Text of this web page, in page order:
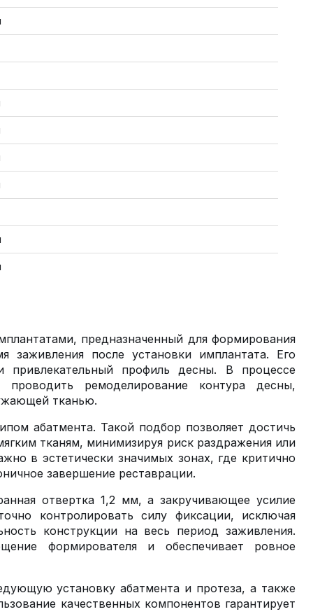
предназначенный для формирования
заживления после установки имплантата. Его
привлекательный профиль десны. В процессе
ремоделирование контура десны,
тканью.
абатмента. Такой подбор позволяет достичь
тканям, минимизируя риск раздражения или
в эстетически значимых зонах, где критично
завершение реставрации.
отвертка 1,2 мм, а закручивающее усилие
контролировать силу фиксации, исключая
конструкции на весь период заживления.
формирователя и обеспечивает ровное
установку абатмента и протеза, а также
качественных компонентов гарантирует